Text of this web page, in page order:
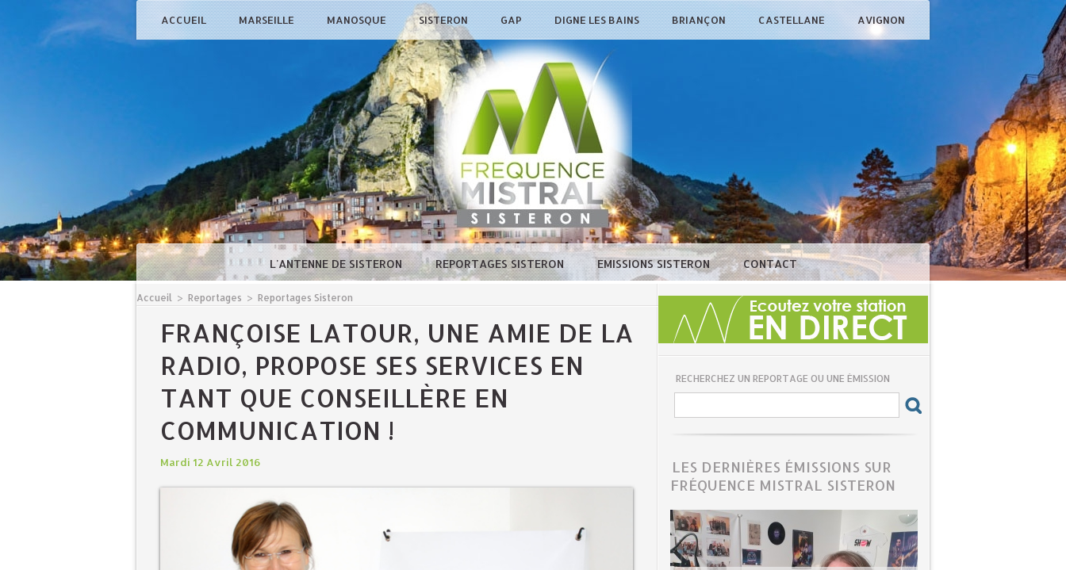
ACCUEIL MARSEILLE MANOSQUE SISTERON GAP DIGNE LES BAINS BRIANÇON CASTELLANE AVIGNON
L'ANTENNE DE SISTERON REPORTAGES SISTERON EMISSIONS SISTERON CONTACT
Accueil > Reportages > Reportages Sisteron
FRANÇOISE LATOUR, UNE AMIE DE LA
RADIO, PROPOSE SES SERVICES EN
TANT QUE CONSEILLÈRE EN
COMMUNICATION !
Mardi 12 Avril 2016
RECHERCHEZ UN REPORTAGE OU UNE ÉMISSION
LES DERNIÈRES ÉMISSIONS SUR
FRÉQUENCE MISTRAL SISTERON